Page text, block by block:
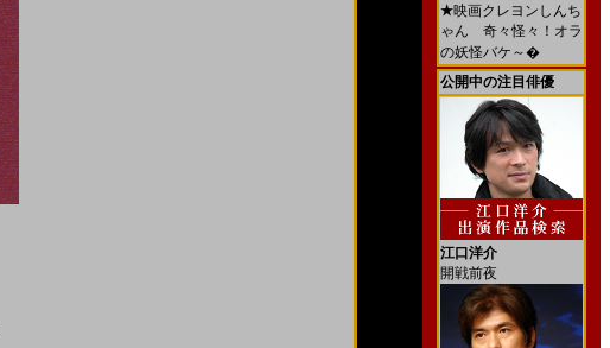
★映画クレヨンしんち
ゃん 奇々怪々！オラ
の妖怪バケ～�
公開中の注目俳優
江口洋介
開戦前夜